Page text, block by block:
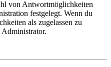
von Antwortmöglichkeiten
festgelegt. Wenn du
als zugelassen zu